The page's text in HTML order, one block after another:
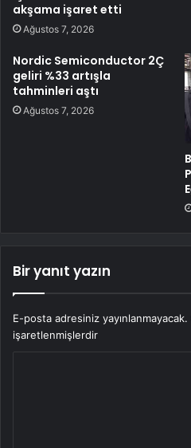
akşama işaret etti
Ağustos 7, 2026
Nordic Semiconductor 2Ç
geliri %33 artışla
tahminleri aştı
Ağustos 7, 2026
Bir yanıt yazın
E-posta adresiniz yayınlanmayacak.
işaretlenmişlerdir